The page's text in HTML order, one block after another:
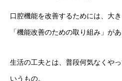
口腔機能を改善するためには、大
「機能改善のための取り組み」が
生活の工夫とは、普段何気なくや
いうもの。